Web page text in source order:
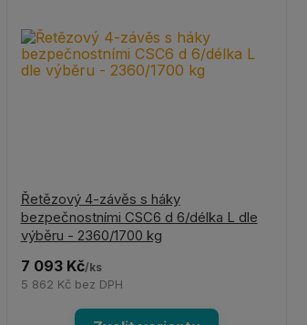
Řetězový 4-závěs s háky
bezpečnostními CSC6 d 6/délka L dle
výběru - 2360/1700 kg
7 093 Kč/ks
5 862 Kč bez DPH